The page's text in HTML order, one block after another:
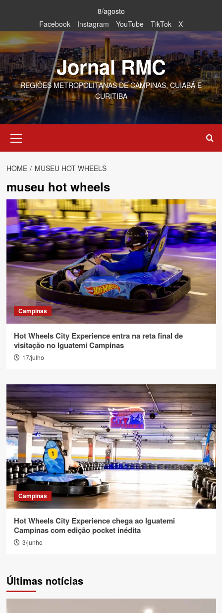
content
8/agosto
Facebook
Instagram YouTube TikTok X
Jornal RMC
REGIÕES METROPOLITANAS DE CAMPINAS, CUIABÁ E
CURITIBA
Menu
HOME MUSEU HOT WHEELS
museu hot wheels
Campinas
Hot Wheels City Experience entra na reta final de
visitação no Iguatemi Campinas
17/julho
Campinas
Hot Wheels City Experience chega ao Iguatemi
Campinas com edição pocket inédita
3/junho
Últimas notícias